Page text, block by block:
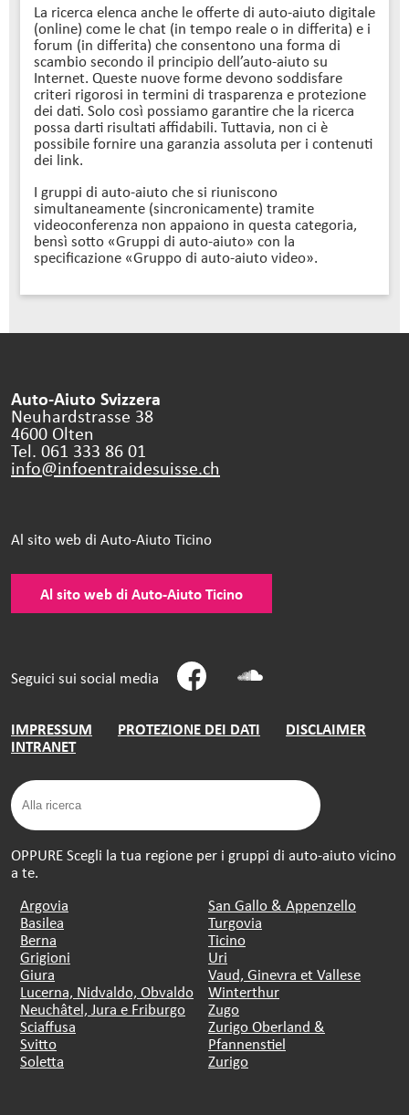
La ricerca elenca anche le offerte di auto-aiuto digitale
(online) come le chat (in tempo reale o in differita) e i
forum (in differita) che consentono una forma di
scambio secondo il principio dell’auto-aiuto su
Internet. Queste nuove forme devono soddisfare
criteri rigorosi in termini di trasparenza e protezione
dei dati. Solo così possiamo garantire che la ricerca
possa darti risultati affidabili. Tuttavia, non ci è
possibile fornire una garanzia assoluta per i contenuti
dei link.
I gruppi di auto-aiuto che si riuniscono
simultaneamente (sincronicamente) tramite
videoconferenza non appaiono in questa categoria,
bensì sotto «Gruppi di auto-aiuto» con la
specificazione «Gruppo di auto-aiuto video».
Auto-Aiuto Svizzera
Neuhardstrasse 38
4600 Olten
Tel. 061 333 86 01
info@infoentraidesuisse.ch
Al sito web di Auto-Aiuto Ticino
Al sito web di Auto-Aiuto Ticino
Seguici sui social media
IMPRESSUM PROTEZIONE DEI DATI
DISCLAIMER
INTRANET
OPPURE Scegli la tua regione per i gruppi di auto-aiuto vicino
a te.
Argovia
Basilea
Berna
Grigioni
Giura
Lucerna, Nidvaldo, Obvaldo
Neuchâtel, Jura e Friburgo
Sciaffusa
Svitto
Soletta
San Gallo & Appenzello
Turgovia
Ticino
Uri
Vaud, Ginevra et Vallese
Winterthur
Zugo
Zurigo Oberland &
Pfannenstiel
Zurigo